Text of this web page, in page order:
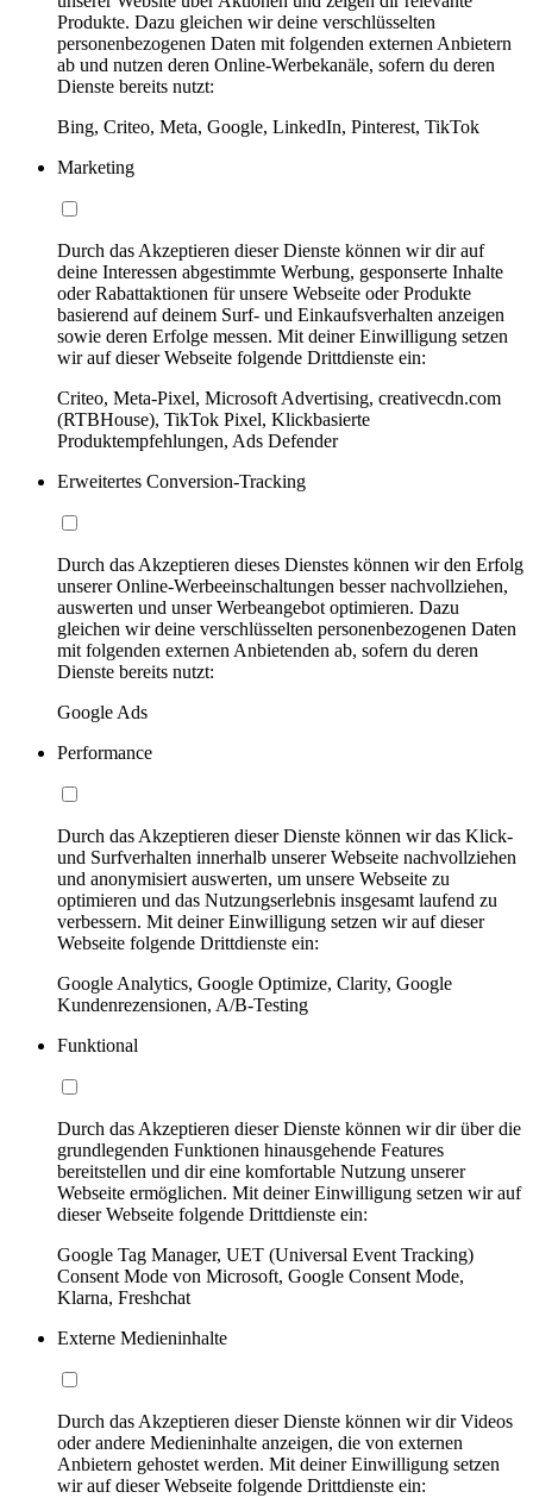
Produkte. Dazu gleichen wir deine verschlüsselten
personenbezogenen Daten mit folgenden externen Anbietern
ab und nutzen deren Online-Werbekanäle, sofern du deren
Dienste bereits nutzt:
Bing, Criteo, Meta, Google, LinkedIn, Pinterest, TikTok
Marketing
Durch das Akzeptieren dieser Dienste können wir dir auf
deine Interessen abgestimmte Werbung, gesponserte Inhalte
oder Rabattaktionen für unsere Webseite oder Produkte
basierend auf deinem Surf- und Einkaufsverhalten anzeigen
sowie deren Erfolge messen. Mit deiner Einwilligung setzen
wir auf dieser Webseite folgende Drittdienste ein:
Criteo, Meta-Pixel, Microsoft Advertising, creativecdn.com
(RTBHouse), TikTok Pixel, Klickbasierte
Produktempfehlungen, Ads Defender
Erweitertes Conversion-Tracking
Durch das Akzeptieren dieses Dienstes können wir den Erfolg
unserer Online-Werbeeinschaltungen besser nachvollziehen,
auswerten und unser Werbeangebot optimieren. Dazu
gleichen wir deine verschlüsselten personenbezogenen Daten
mit folgenden externen Anbietenden ab, sofern du deren
Dienste bereits nutzt:
Google Ads
Performance
Durch das Akzeptieren dieser Dienste können wir das Klick-
und Surfverhalten innerhalb unserer Webseite nachvollziehen
und anonymisiert auswerten, um unsere Webseite zu
optimieren und das Nutzungserlebnis insgesamt laufend zu
verbessern. Mit deiner Einwilligung setzen wir auf dieser
Webseite folgende Drittdienste ein:
Google Analytics, Google Optimize, Clarity, Google
Kundenrezensionen, A/B-Testing
Funktional
Durch das Akzeptieren dieser Dienste können wir dir über die
grundlegenden Funktionen hinausgehende Features
bereitstellen und dir eine komfortable Nutzung unserer
Webseite ermöglichen. Mit deiner Einwilligung setzen wir auf
dieser Webseite folgende Drittdienste ein:
Google Tag Manager, UET (Universal Event Tracking)
Consent Mode von Microsoft, Google Consent Mode,
Klarna, Freshchat
Externe Medieninhalte
Durch das Akzeptieren dieser Dienste können wir dir Videos
oder andere Medieninhalte anzeigen, die von externen
Anbietern gehostet werden. Mit deiner Einwilligung setzen
wir auf dieser Webseite folgende Drittdienste ein: